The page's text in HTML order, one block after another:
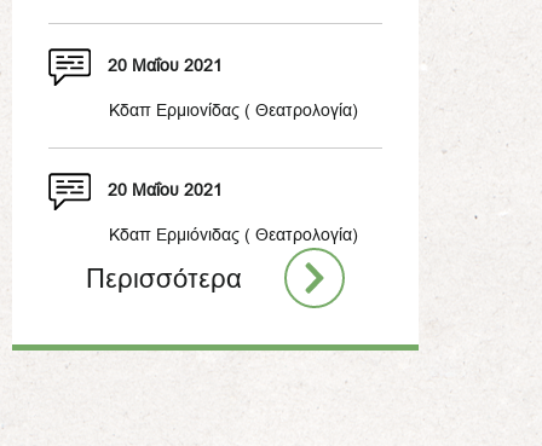
20 Μαΐου 2021
Κδαπ Ερμιονίδας ( Θεατρολογία)
20 Μαΐου 2021
Κδαπ Ερμιόνιδας ( Θεατρολογία)
Περισσότερα